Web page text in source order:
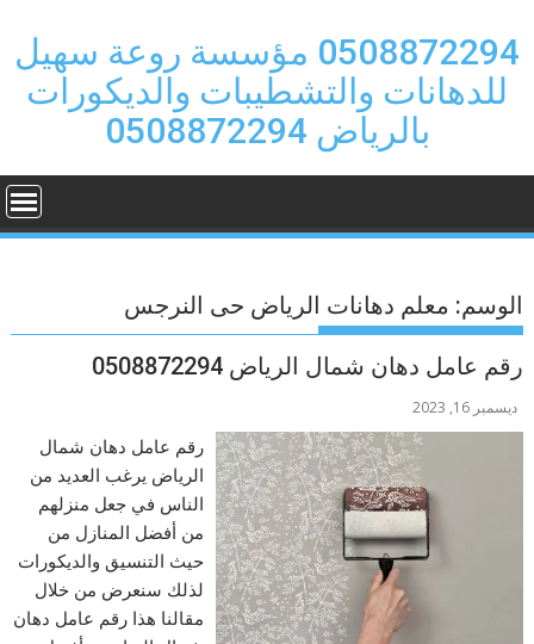
content
0508872294 مؤسسة روعة سهيل
للدهانات والتشطيبات والديكورات
بالرياض 0508872294
الوسم: معلم دهانات الرياض حى النرجس
رقم عامل دهان شمال الرياض 0508872294
ديسمبر 16, 2023
رقم عامل دهان شمال
الرياض يرغب العديد من
الناس في جعل منزلهم
من أفضل المنازل من
حيث التنسيق والديكورات
لذلك سنعرض من خلال
مقالنا هذا رقم عامل دهان